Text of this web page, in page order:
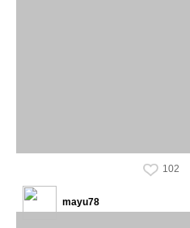
102
mayu78